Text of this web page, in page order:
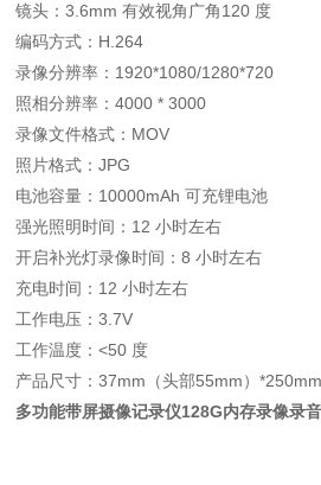
镜头：3.6mm 有效视角广角120 度
编码方式：H.264
录像分辨率：1920*1080/1280*720
照相分辨率：4000 * 3000
录像文件格式：MOV
照片格式：JPG
电池容量：10000mAh 可充锂电池
强光照明时间：12 小时左右
开启补光灯录像时间：8 小时左右
充电时间：12 小时左右
工作电压：3.7V
工作温度：<50 度
产品尺寸：37mm（头部55mm）
多功能带屏摄像记录仪128G内存录像录